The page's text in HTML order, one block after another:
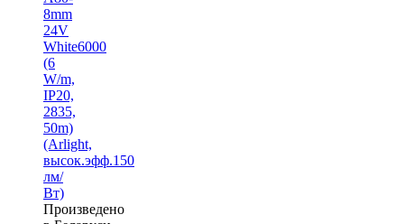
8mm
24V
White6000
(6
W/m,
IP20,
2835,
50m)
(Arlight,
высок.эфф.150
лм/
Вт)
Произведено